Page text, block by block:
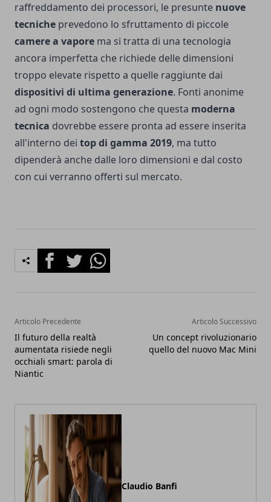
raffreddamento dei processori, le presunte nuove
tecniche prevedono lo sfruttamento di piccole
camere a vapore ma si tratta di una tecnologia
ancora imperfetta che richiede delle dimensioni
troppo elevate rispetto a quelle raggiunte dai
dispositivi di ultima generazione. Fonti anonime
ad ogni modo sostengono che questa moderna
tecnica dovrebbe essere pronta ad essere inserita
all'interno dei top di gamma 2019, ma tutto
dipenderà anche dalle loro dimensioni e dal costo
con cui verranno offerti sul mercato.
FacebookTwitterWhatsapp
Articolo Precedente
Il futuro della realtà
aumentata risiede negli
occhiali smart: parola di
Niantic
Articolo Successivo
Un concept rivoluzionario
quello del nuovo Mac Mini
Claudio Banfi